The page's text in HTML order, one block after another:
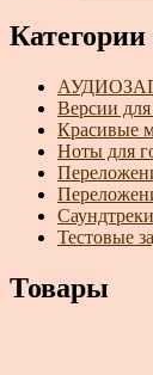
Категории
Версии
Красивые
Ноты для
Тестовые
Товары